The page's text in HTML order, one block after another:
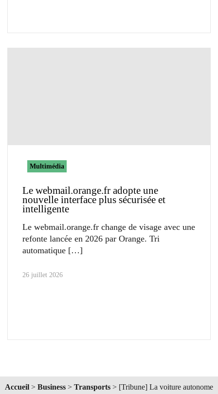
Multimédia
Le webmail.orange.fr adopte une
nouvelle interface plus sécurisée et
intelligente
Le webmail.orange.fr change de visage avec une
refonte lancée en 2026 par Orange. Tri
automatique
26 juillet 2026
Accueil > Business > Transports > [Tribune] La voiture autonome